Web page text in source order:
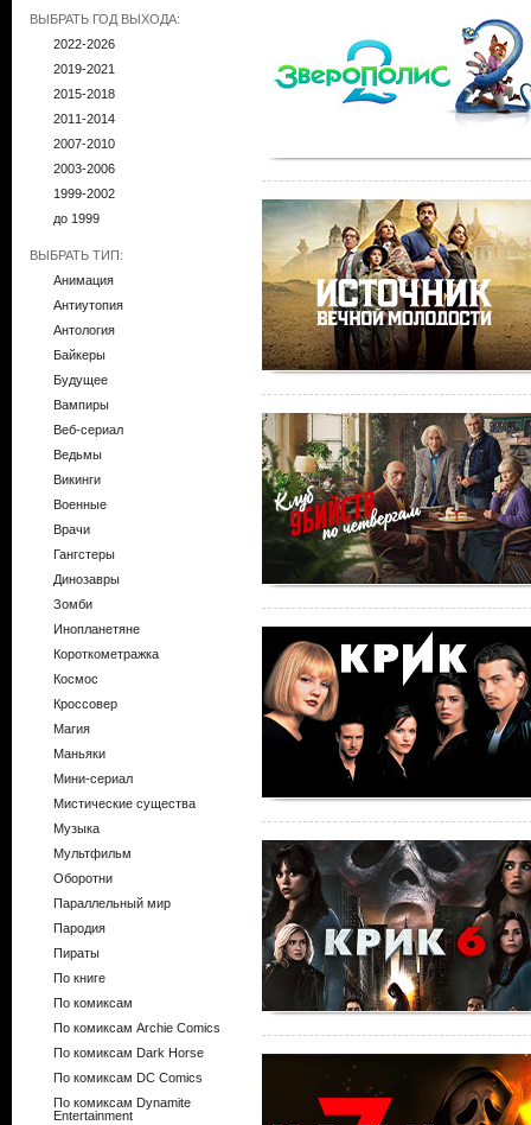
ВЫБРАТЬ ГОД ВЫХОДА:
2022-2026
2019-2021
2015-2018
2011-2014
2007-2010
2003-2006
1999-2002
до 1999
ВЫБРАТЬ ТИП:
Анимация
Антиутопия
Антология
Байкеры
Будущее
Вампиры
Веб-сериал
Ведьмы
Викинги
Военные
Врачи
Гангстеры
Динозавры
Зомби
Инопланетяне
Короткометражка
Космос
Кроссовер
Магия
Маньяки
Мини-сериал
Мистические существа
Музыка
Мультфильм
Оборотни
Параллельный мир
Пародия
Пираты
По книге
По комиксам
По комиксам Archie Comics
По комиксам Dark Horse
По комиксам DC Comics
По комиксам Dynamite
Entertainment